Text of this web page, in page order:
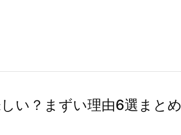
い？まずい理由6選まとめ